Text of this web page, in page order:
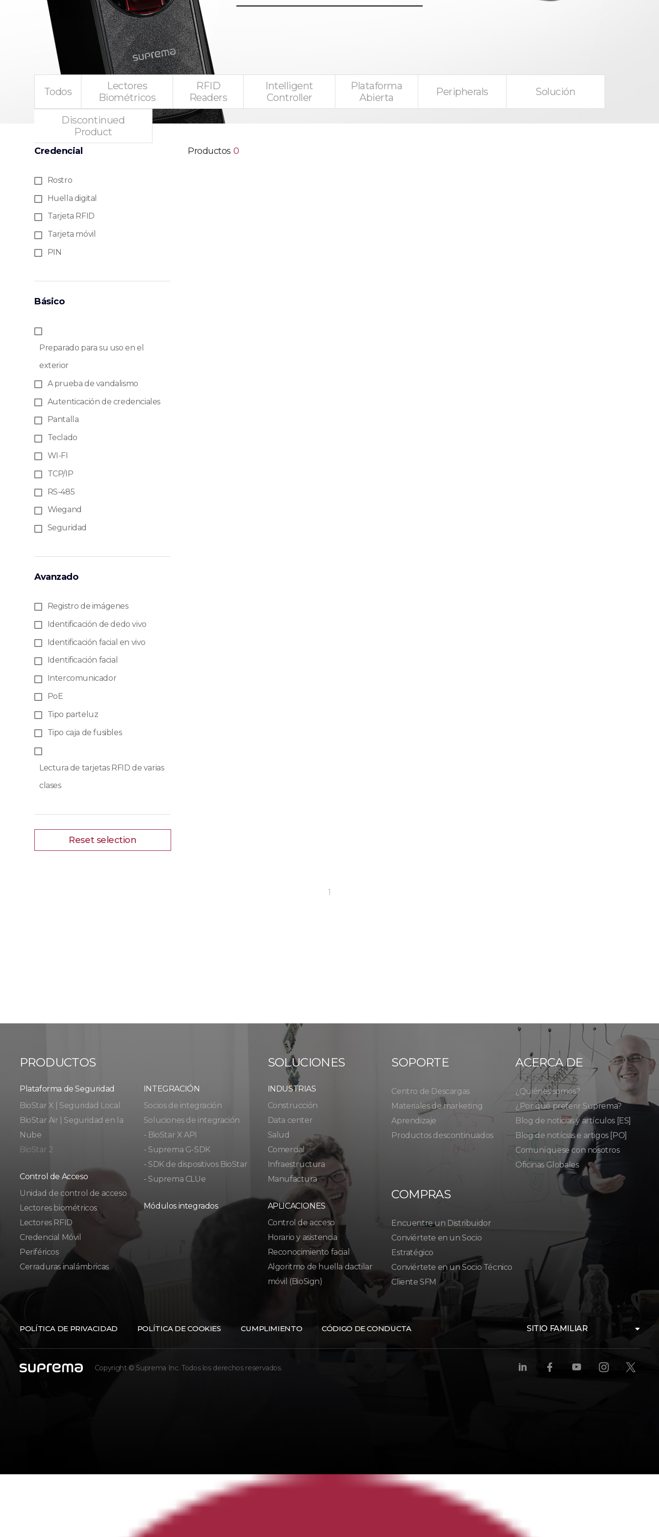
Todos
Lectores
Biométricos
RFID
Readers
Intelligent
Controller
Plataforma
Abierta
Peripherals Solución
Discontinued
Product
Credencial
Rostro
Huella digital
Tarjeta RFID
Tarjeta móvil
PIN
Básico
Preparado para su uso en el
exterior
A prueba de vandalismo
Autenticación de credenciales
Pantalla
Teclado
WI-FI
TCP/IP
RS-485
Wiegand
Seguridad
Avanzado
Registro de imágenes
Identificación de dedo vivo
Identificación facial en vivo
Identificación facial
Intercomunicador
PoE
Tipo parteluz
Tipo caja de fusibles
Lectura de tarjetas RFID de varias
clases
Reset selection
Productos 0
1
PRODUCTOS
Plataforma de Seguridad
BioStar X | Seguridad Local
BioStar Air | Seguridad en la
Nube
BioStar 2
Control de Acceso
Unidad de control de acceso
Lectores biométricos
Lectores RFID
Credencial Móvil
Periféricos
Cerraduras inalámbricas
INTEGRACIÓN
Socios de integración
Soluciones de integración
- BioStar X API
- Suprema G-SDK
- SDK de dispositivos BioStar
- Suprema CLUe
Módulos integrados
SOLUCIONES
INDUSTRIAS
Construcción
Data center
Salud
Comercial
Infraestructura
Manufactura
APLICACIONES
Control de acceso
Horario y asistencia
Reconocimiento facial
Algoritmo de huella dactilar
móvil (BioSign)
SOPORTE
Centro de Descargas
Materiales de marketing
Aprendizaje
Productos descontinuados
ACERCA DE
¿Quiénes somos?
¿Por qué preferir Suprema?
Blog de noticias y artículos [ES]
Blog de notícias e artigos [PO]
Comuníquese con nosotros
Oficinas Globales
COMPRAS
Encuentre un Distribuidor
Conviértete en un Socio
Estratégico
Conviértete en un Socio Técnico
Cliente SFM
POLÍTICA DE PRIVACIDAD POLÍTICA DE COOKIES CUMPLIMIENTO CÓDIGO DE CONDUCTA SITIO FAMILIAR
Copyright © Suprema Inc. Todos los derechos reservados.